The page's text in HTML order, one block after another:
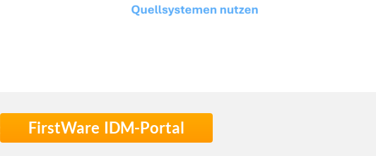
FirstWare IDM-Portal